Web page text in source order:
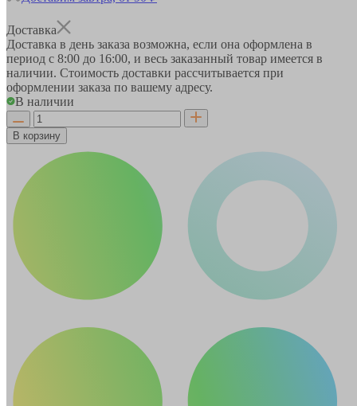
Доставка
Доставка в день заказа возможна, если она оформлена в
период с 8:00 до 16:00, и весь заказанный товар имеется в
наличии. Стоимость доставки рассчитывается при
оформлении заказа по вашему адресу.
В наличии
В корзину